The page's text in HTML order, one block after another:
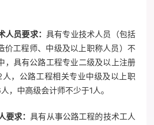
人员要求： 具有专业技术人员（包括
价工程师、中级及以上职称人员）不
，具有公路工程专业二级及以上注册
，公路工程相关专业中级及以上职
，中高级会计师不少于1人。
要求：具有从事公路工程的技术工人